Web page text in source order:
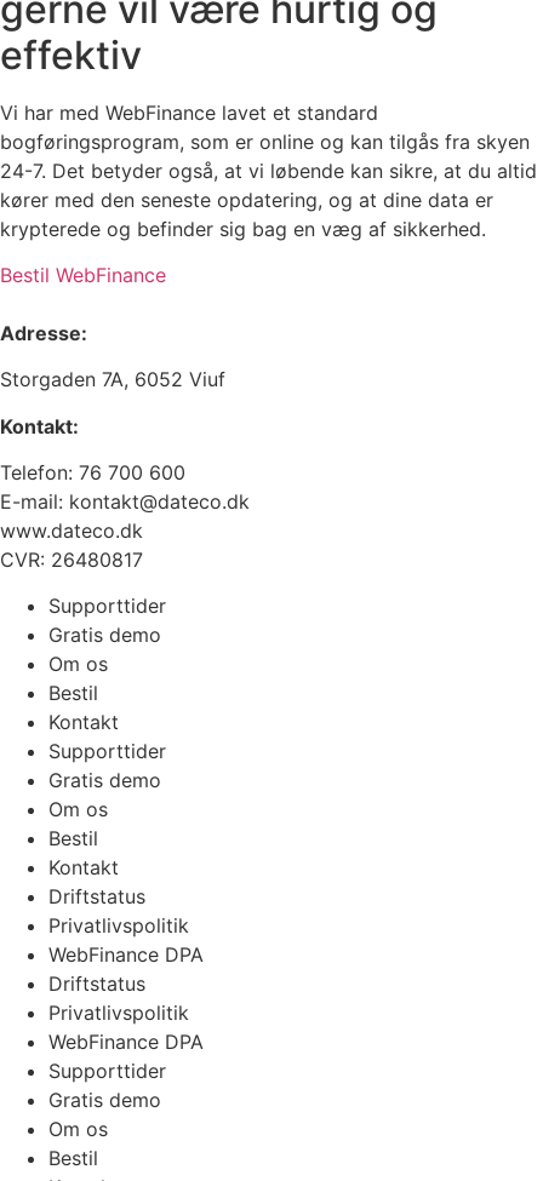
effektiv
Vi har med WebFinance lavet et standard
bogføringsprogram, som er online og kan tilgås fra skyen
24-7. Det betyder også, at vi løbende kan sikre, at du altid
kører med den seneste opdatering, og at dine data er
krypterede og befinder sig bag en væg af sikkerhed.
Bestil WebFinance
Adresse:
Storgaden 7A, 6052 Viuf
Kontakt:
Telefon: 76 700 600
E-mail: kontakt@dateco.dk
www.dateco.dk
CVR: 26480817
Supporttider
Gratis demo
Om os
Bestil
Kontakt
Supporttider
Gratis demo
Om os
Bestil
Kontakt
Driftstatus
Privatlivspolitik
WebFinance DPA
Driftstatus
Privatlivspolitik
WebFinance DPA
Supporttider
Gratis demo
Om os
Bestil